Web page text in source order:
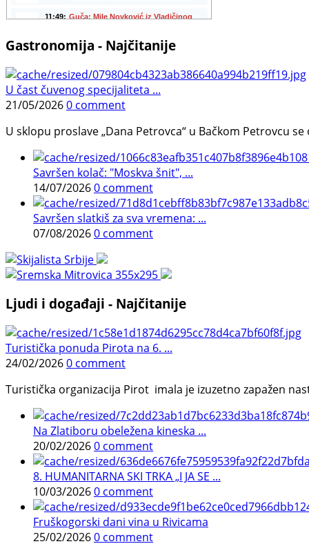
Gastronomija - Najčitanije
U čast čuvenog specijaliteta ...
21/05/20260 comment
U sklopu proslave „Dana Petrovca“ u Bačkom Petrovcu
Savršen kolač: "Moskva šnit", ...
14/07/20260 comment
Savršen slatkiš za sva vremena: ...
07/08/20260 comment
Ljudi i događaji - Najčitanije
Turistička ponuda Pirota na 6. ...
24/02/20260 comment
Turistička organizacija Pirot imala je izuzetno zapažen
Na Zlatiboru obeležena kineska ...
20/02/20260 comment
8. HUMANITARNA SKI TRKA „I JA SE ...
10/03/20260 comment
Fruškogorski dani vina u Rivicama
25/02/20260 comment